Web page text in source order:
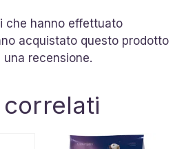
che hanno effettuato
acquistato questo prodotto
recensione.